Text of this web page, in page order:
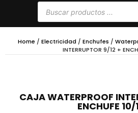
Home / Electricidad / Enchufes /
INTERRUPTOR 9/12 +
CAJA WATERPROOF
ENCHUFE 10/